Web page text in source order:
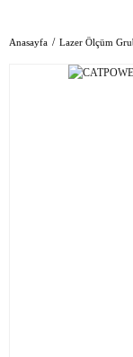
Anasayfa Lazer Ölçüm